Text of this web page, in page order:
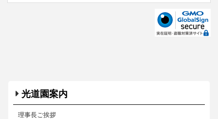
光道園案内
理事長ご挨拶